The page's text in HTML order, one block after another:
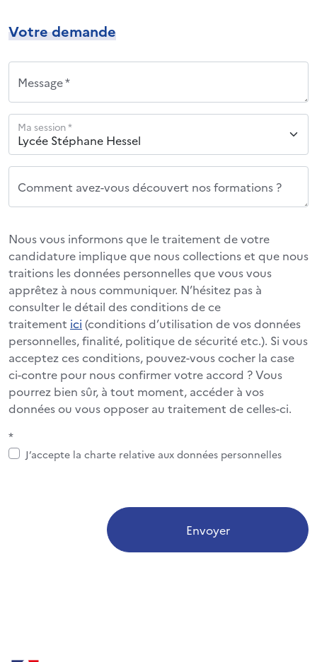
Votre demande
Message *
Ma session *
Comment avez-vous découvert nos formations ?
Nous vous informons que le traitement de votre
candidature implique que nous collections et que nous
traitions les données personnelles que vous vous
apprêtez à nous communiquer. N’hésitez pas à
consulter le détail des conditions de ce
traitement ici (conditions d’utilisation de vos données
personnelles, finalité, politique de sécurité etc.). Si vous
acceptez ces conditions, pouvez-vous cocher la case
ci-contre pour nous confirmer votre accord ? Vous
pourrez bien sûr, à tout moment, accéder à vos
données ou vous opposer au traitement de celles-ci.
*
J’accepte la charte relative aux données personnelles
Envoyer